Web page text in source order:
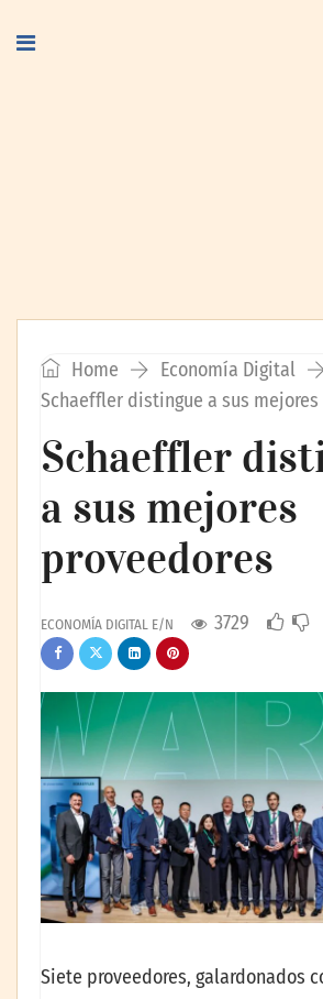
Home
Economía Digital
Schaeffler distingue a sus mejores
Schaeffler
a sus mejores
proveedores
ECONOMÍA DIGITAL E/N 3729
Siete proveedores, galardonados